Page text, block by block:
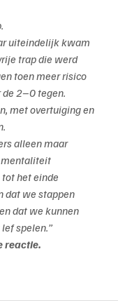
uiteindelijk kwam
trap die werd
toen meer risico
2–0 tegen.
met overtuiging en
alleen maar
mentaliteit
het einde
dat we stappen
dat we kunnen
spelen.”
reactie.